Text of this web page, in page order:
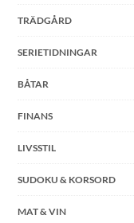
TRÄDGÅRD
SERIETIDNINGAR
BÅTAR
FINANS
LIVSSTIL
SUDOKU & KORSORD
MAT & VIN